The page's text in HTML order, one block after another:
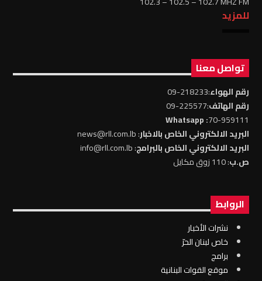
للمزيد
تواصل معنا
رقم الهواء:218233-09
رقم الهاتف:225577-09
70-959111
: Whatsapp
البريد الالكتروني الخاص بالاخبار: news@rll.com.lb
البريد الالكتروني الخاص بالبرامج: info@rll.com.lb
ص.ب: 110 زوق مكايل
الروابط
نشرات الأخبار
خاص لبنان الحرّ
برامج
موقع القوات البنانية